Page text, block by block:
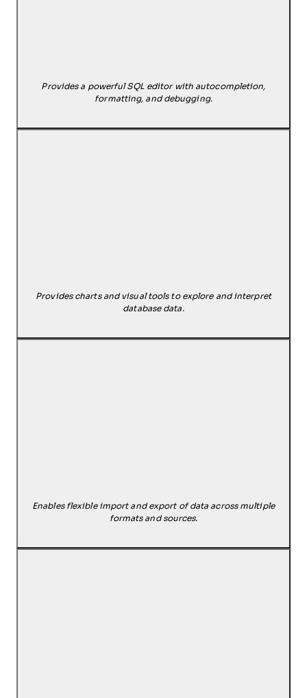
Provides a powerful SQL editor with autocompletion,
formatting, and debugging.
Provides charts and visual tools to explore and interpret
database data.
Enables flexible import and export of data across multiple
formats and sources.